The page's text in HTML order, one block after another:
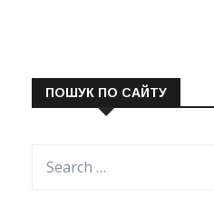
ПОШУК ПО САЙТУ